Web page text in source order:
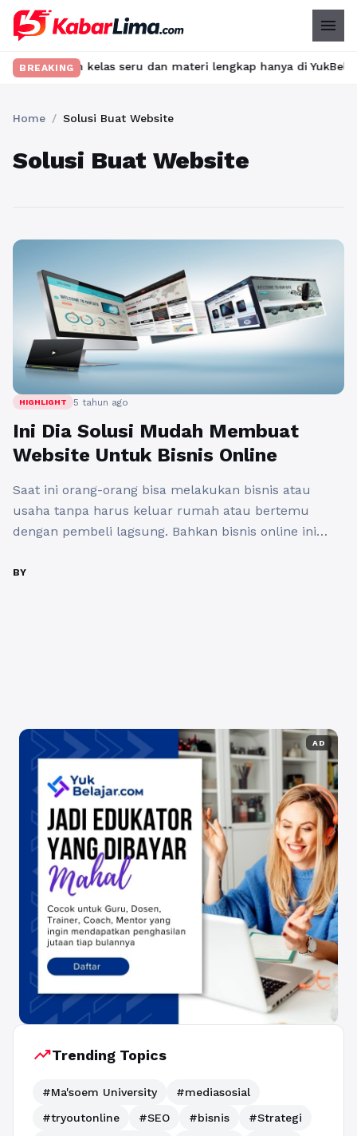
menu
BREAKING
kelas seru dan materi lengkap hanya di
Home / Solusi Buat Website
Solusi Buat Website
HIGHLIGHT 5 tahun ago
Ini Dia Solusi Mudah Membuat
Website Untuk Bisnis Online
Saat ini orang-orang bisa melakukan bisnis atau
usaha tanpa harus keluar rumah atau bertemu
dengan pembeli lagsung. Bahkan bisnis online ini
oleh masyarakat dikarenakan mudah dan praktis.
BY
AD
trending_upTrending Topics
#Ma'soem University
#mediasosial
#tryoutonline
#SEO #bisnis
#Strategi